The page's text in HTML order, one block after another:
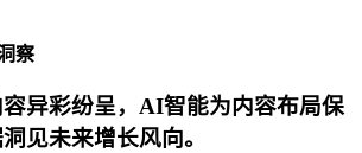
察
异彩纷呈，AI智能为内容布局保
见未来增长风向。